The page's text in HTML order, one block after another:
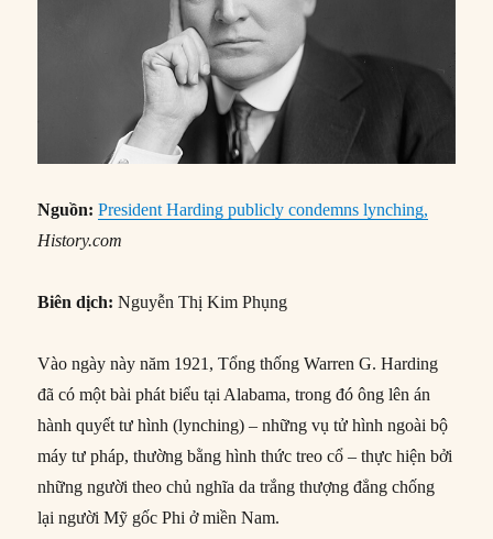
Nguồn: President Harding publicly condemns lynching,
History.com
Biên dịch: Nguyễn Thị Kim Phụng
Vào ngày này năm 1921, Tổng thống Warren G. Harding
đã có một bài phát biểu tại Alabama, trong đó ông lên án
hành quyết tư hình (lynching) – những vụ tử hình ngoài bộ
máy tư pháp, thường bằng hình thức treo cổ – thực hiện bởi
những người theo chủ nghĩa da trắng thượng đẳng chống
lại người Mỹ gốc Phi ở miền Nam.